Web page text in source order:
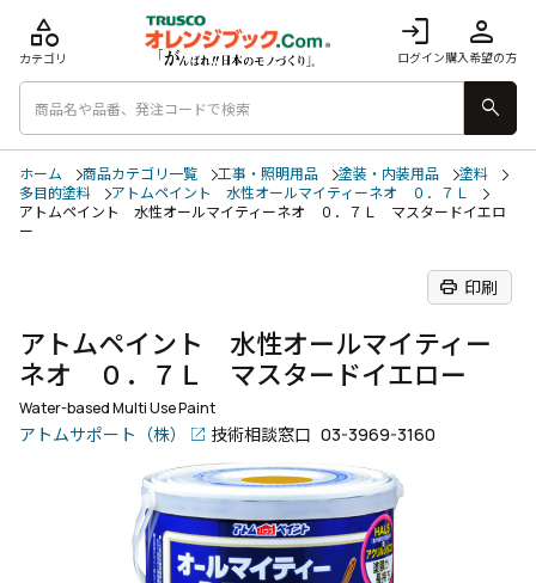
login
ログイン
person
購入希望の方
category
カテゴリ
search
ホーム 商品カテゴリ一覧 工事・照明用品 塗装・内装用品
塗料
多目的塗料
アトムペイント 水性オールマイティーネオ ０．７Ｌ
アトムペイント 水性オールマイティーネオ ０．７Ｌ マスタードイエロ
ー
print 印刷
アトムペイント 水性オールマイティー
ネオ ０．７Ｌ マスタードイエロー
Water-based Multi Use Paint
アトムサポート（株） 技術相談窓口 03-3969-3160